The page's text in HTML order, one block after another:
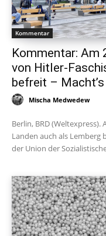
Kommentar
Kommentar: Am
von Hitler-
befreit –
Mischa Medwedew
Berlin, BRD
Landen auch als Lemberg
der Union der